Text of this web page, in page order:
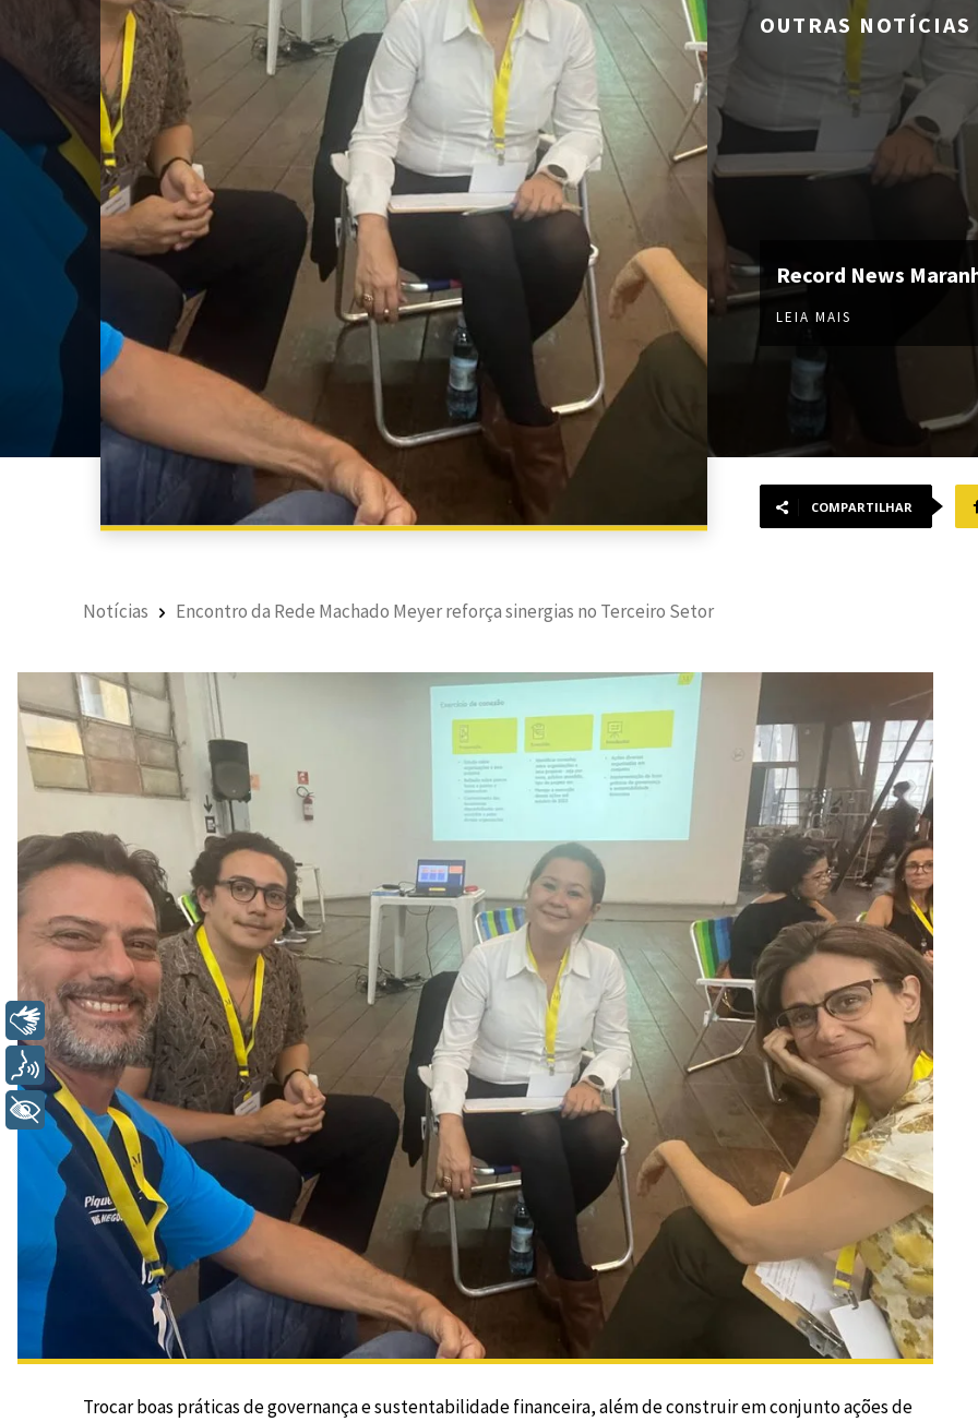
OUTRAS NOTÍCIAS
Record News
LEIA MAIS
COMPARTILHAR
Notícias Encontro da Rede Machado Meyer reforça sinergias no Terceiro Setor
Trocar boas práticas de governança e sustentabilidade financeira, além de construir em conjunto ações de
Libras
Voz
+ Acessibilidade